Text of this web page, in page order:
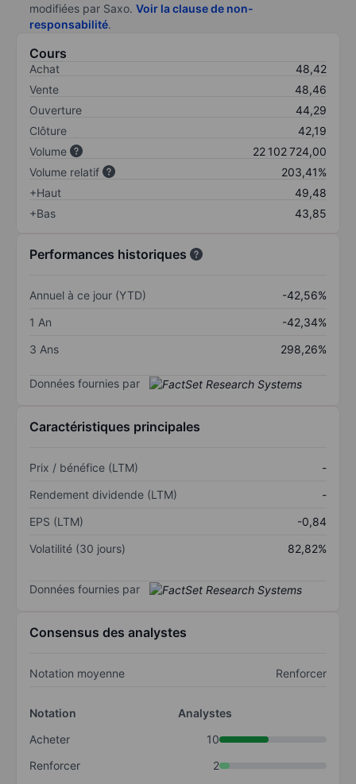
modifiées par Saxo. Voir la clause de non-
responsabilité.
Cours
Achat
48,42
Vente
48,46
Ouverture
44,29
Clôture
42,19
Volume
22 102 724,00
Volume relatif
203,41%
+Haut
49,48
+Bas
43,85
Performances historiques
Annuel à ce jour (YTD)
-42,56%
1 An
-42,34%
3 Ans
298,26%
Données fournies par
Caractéristiques principales
Prix / bénéfice (LTM)
-
Rendement dividende (LTM)
-
EPS (LTM)
-0,84
Volatilité (30 jours)
82,82%
Données fournies par
Consensus des analystes
Notation moyenne Renforcer
Notation
Analystes
Acheter
10
Renforcer
2